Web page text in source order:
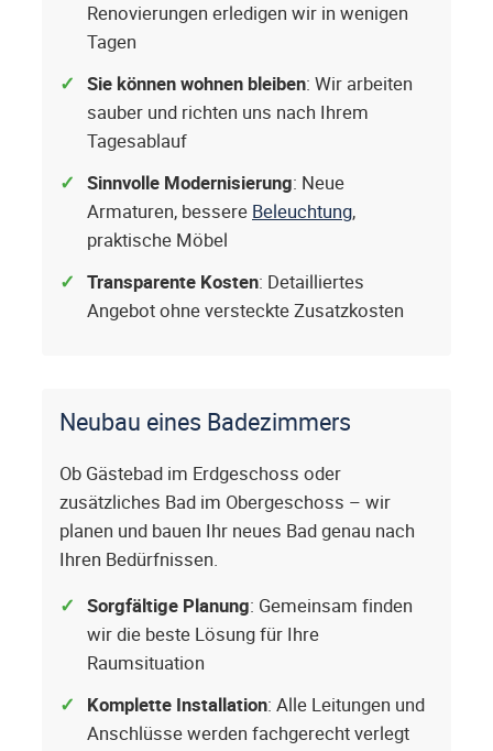
Renovierungen erledigen wir in wenigen
Tagen
Sie können wohnen bleiben: Wir arbeiten
sauber und richten uns nach Ihrem
Tagesablauf
Sinnvolle Modernisierung: Neue
Armaturen, bessere Beleuchtung,
praktische Möbel
Transparente Kosten: Detailliertes
Angebot ohne versteckte Zusatzkosten
Neubau eines Badezimmers
Ob Gästebad im Erdgeschoss oder
zusätzliches Bad im Obergeschoss – wir
planen und bauen Ihr neues Bad genau nach
Ihren Bedürfnissen.
Sorgfältige Planung: Gemeinsam finden
wir die beste Lösung für Ihre
Raumsituation
Komplette Installation: Alle Leitungen und
Anschlüsse werden fachgerecht verlegt